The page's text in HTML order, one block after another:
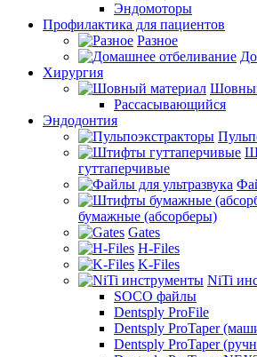
Эндомоторы
Профилактика для пациентов
Разное
Хирургия
Рассасывающийся
Эндодонтия
гуттаперчивые
бумажные (абсорберы)
Gates
H-Files
K-Files
NiTi
SOCO файлы
Dentsply ProFile
Dentsply ProTaper
Dentsply ProTaper